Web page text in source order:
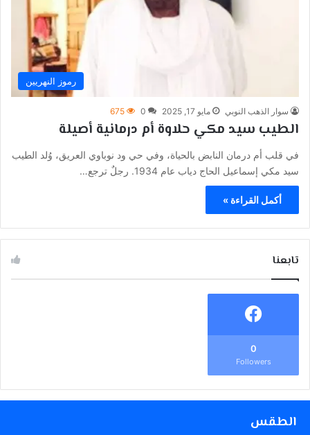
رموز النهريين
سوار الذهب النوبي مايو 17, 2025 0
675
الطيب سيد مكي حلاوة أم درمانية أصيلة
في قلب أم درمان النابض بالحياة، وفي حي ود نوباوي العريق، وُلد الطيب
سيد مكي إسماعيل الحاج دياب عام 1934. رجلٌ ترجع…
أكمل القراءة »
تابعنا
0
Followers
الطقس